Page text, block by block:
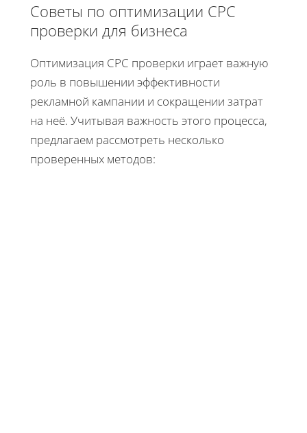
Советы по оптимизации CPC
проверки для бизнеса
Оптимизация CPC проверки играет важную
роль в повышении эффективности
рекламной кампании и сокращении затрат
на неё. Учитывая важность этого процесса,
предлагаем рассмотреть несколько
проверенных методов: